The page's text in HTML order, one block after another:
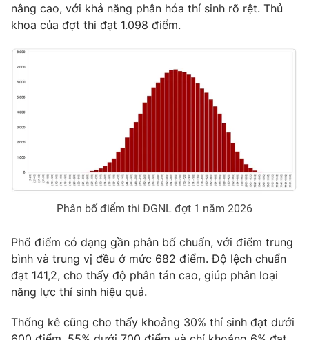
Liên hệ tòa soạn English
THỜI BÁO VTV
Cơ quan chủ quản: Đài Truyền hình Việt Nam
Giấy phép hoạt động báo in và báo điện tử số 483/GP-BTTTT
cấp ngày 29/12/2023
Tổng Biên tập:Vũ Thanh Thủy
Phó Tổng Biên tập: Nguyễn Thị Mỹ Hạnh, Phạm Quốc Thắng,
Tổng đài VTV:024.38 355 931 - 024.38 355 932
nâng cao, với khả năng phân hóa thí sinh rõ rệt. Thủ
khoa của đợt thi đạt 1.098 điểm.
Phân bố điểm thi ĐGNL đợt 1 năm 2026
Phổ điểm có dạng gần phân bố chuẩn, với điểm trung
bình và trung vị đều ở mức 682 điểm. Độ lệch chuẩn
đạt 141,2, cho thấy độ phân tán cao, giúp phân loại
năng lực thí sinh hiệu quả.
Thống kê cũng cho thấy khoảng 30% thí sinh đạt dưới